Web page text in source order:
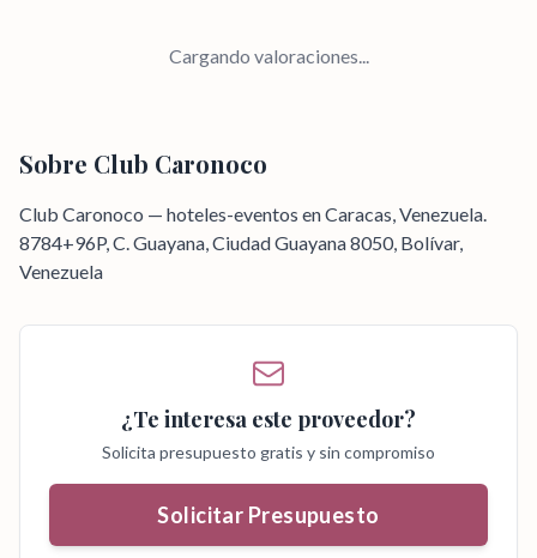
Cargando valoraciones...
Sobre Club Caronoco
Club Caronoco — hoteles-eventos en Caracas, Venezuela.
8784+96P, C. Guayana, Ciudad Guayana 8050, Bolívar,
Venezuela
¿Te interesa este proveedor?
Solicita presupuesto gratis y sin compromiso
Solicitar Presupuesto